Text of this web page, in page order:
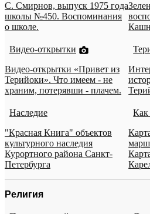
С. Смирнов, выпуск 1975 года
школы №450. Воспоминания
о школе.
Видео-открытки
Видео-открытки «Привет из
Терийоки». Что имеем - не
храним, потерявши - плачем.
Наследие
"Красная Книга" объектов
культурного наследия
Курортного района Санкт-
Петербурга
Как
Религия